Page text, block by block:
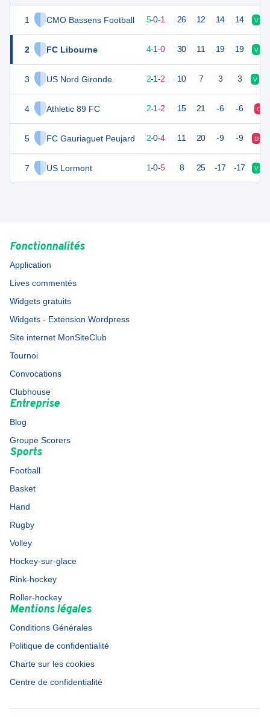
1 CMO Bassens Football
2 FC Libourne
3 US Nord Gironde
4 Athletic 89 FC
5 FC Gauriaguet Peujard
7 US Lormont
15 6 5-0-1 26 12 14 14 V
4-1-0 30 11 19 19 V
7 2-1-2 10 7 3 3 V
2-1-2 15 21 -6 -6 D
6 6 2-0-4 11 20 -9 -9 D
1-0-5 8 25 -17 -17 V
Fonctionnalités
Application
Lives commentés
Widgets gratuits
Widgets - Extension Wordpress
Site internet MonSiteClub
Tournoi
Convocations
Clubhouse
Entreprise
Blog
Groupe Scorers
Sports
Football
Basket
Hand
Rugby
Volley
Hockey-sur-glace
Rink-hockey
Roller-hockey
Mentions légales
Conditions Générales
Politique de confidentialité
Charte sur les cookies
Centre de confidentialité